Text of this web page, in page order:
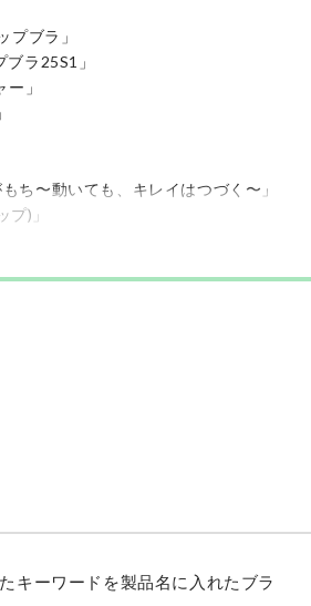
ブラ」
ラ25S1」
」
〜動いても、キレイはつづく〜」
)」
キーワードを製品名に入れたブラ